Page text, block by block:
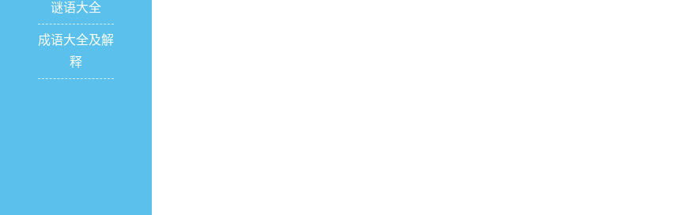
谜语大全
成语大全及解
释